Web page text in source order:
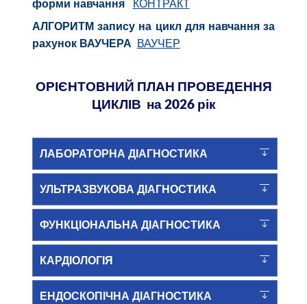
форми навчання КОНТРАКТ
АЛГОРИТМ запису на цикл для навчання за
рахунок ВАУЧЕРА ВАУЧЕР
ОРІЄНТОВНИЙ ПЛАН ПРОВЕДЕННЯ
ЦИКЛІВ на 2026 рік
ЛАБОРАТОРНА ДІАГНОСТИКА
УЛЬТРАЗВУКОВА ДІАГНОСТИКА
ФУНКЦІОНАЛЬНА ДІАГНОСТИКА
КАРДІОЛОГІЯ
ЕНДОСКОПІЧНА ДІАГНОСТИКА